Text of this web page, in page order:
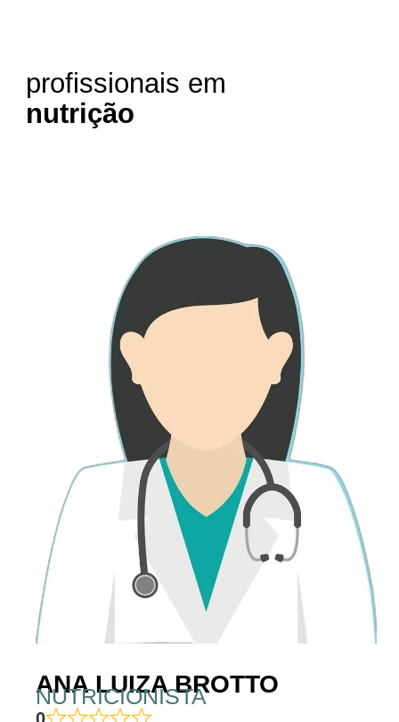
profissionais em
nutrição
ANA LUIZA BROTTO
NUTRICIONISTA